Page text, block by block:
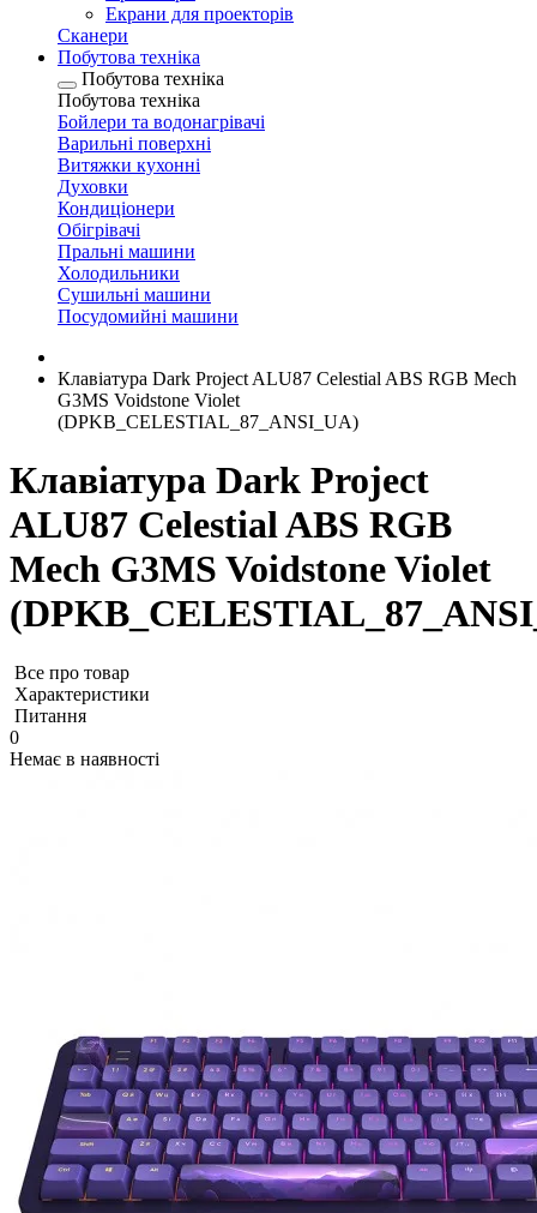
Екрани для проекторів
Сканери
Побутова техніка
Побутова техніка
Побутова техніка
Бойлери та водонагрівачі
Варильні поверхні
Витяжки кухонні
Духовки
Кондиціонери
Обігрівачі
Пральні машини
Холодильники
Сушильні машини
Посудомийні машини
Клавіатура Dark Project ALU87 Celestial ABS RGB Mech
G3MS Voidstone Violet
(DPKB_CELESTIAL_87_ANSI_UA)
Клавіатура Dark Project
ALU87 Celestial ABS RGB
Mech G3MS Voidstone Violet
Все про товар
Характеристики
Питання
0
Немає в наявності